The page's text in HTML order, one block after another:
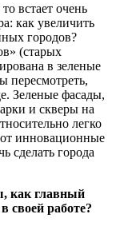
встает очень
как увеличить
городов?
(старых
в зеленые
пересмотреть,
Зеленые фасады,
и скверы на
легко
инновационные
сделать города
как главный
своей работе?